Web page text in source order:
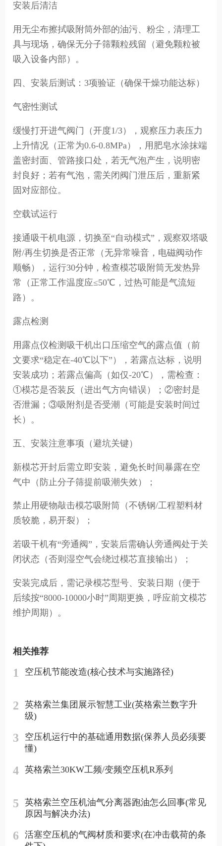
安装后清洁
用无尘布擦拭吸附筒外部的油污、粉尘，清理工
具与现场，确保无分子筛颗粒残留（避免颗粒被
吸入设备内部）。
四、安装后测试：3项验证（确保干燥功能达标）
气密性测试
缓慢打开进气阀门（开度1/3），观察压力表压力
上升情况（正常为0.6-0.8MPa），用肥皂水涂抹端
盖密封面、管路接口处，若无气泡产生，说明密
封良好；若有气泡，需关闭阀门泄压后，重新紧
固对应部位。
空载试运行
接通吸干机电源，切换至“自动模式”，观察双塔吸
附/再生切换是否正常（无异常噪音，电磁阀动作
顺畅），运行30分钟，检查模芯吸附筒无发热异
常（正常工作温度应≤50℃，过热可能是气流短
路）。
露点检测
用露点仪检测吸干机出口压缩空气的露点值（前
文要求“稳定在-40℃以下”），若露点达标，说明
安装成功；若露点偏高（如仅-20℃），需检查：
①模芯是否装反（进出气方向错误）；②密封是
否泄漏；③吸附剂是否受潮（可能是安装时间过
长）。
五、安装注意事项（避坑关键）
新模芯开封后需立即安装，避免长时间暴露在空
气中（防止分子筛提前吸潮失效）；
禁止用硬物敲击模芯吸附筒（不锈钢/工程塑料材
质较脆，易开裂）；
若吸干机有“旁通阀”，安装后需确认旁通阀处于关
闭状态（否则湿空气会绕过模芯直接输出）；
安装完成后，需记录模芯型号、安装日期（便于
后续按“8000-10000小时”周期更换，呼应前文模芯
维护周期）。
相关推荐
1 空压机节能改造(核心技术与实施路径)
2
英格索兰集团展示智慧工业(英格索兰数字升
级)
3
空压机运行中的基础通用数据(保养人员必须要
懂)
4 英格索兰30KW工频/变频空压机R系列
5
英格索兰空压机油气分离器跑油怎么回事(常见
原因与解决办法)
6
活塞空压机的气阀材质和要求(在冲击载荷的条